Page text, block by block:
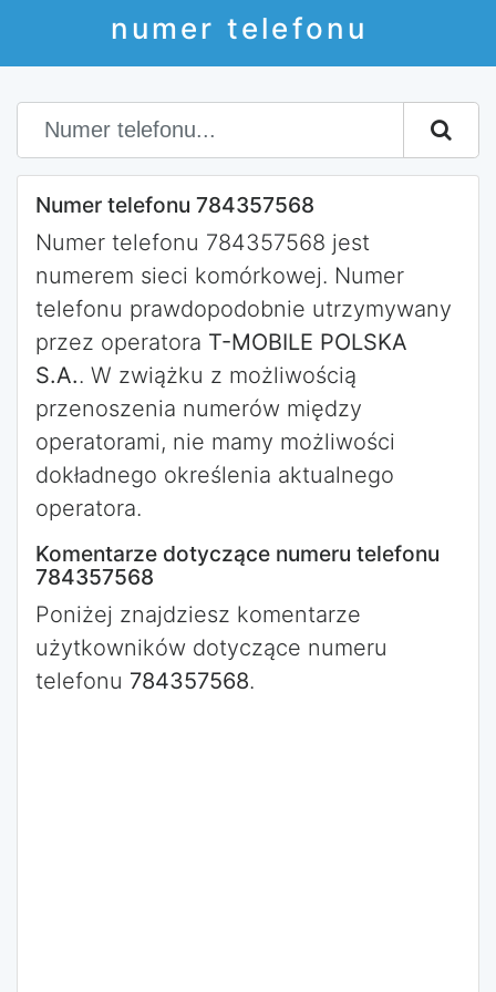
numer telefonu
Numer telefonu 784357568
Numer telefonu 784357568 jest
numerem sieci komórkowej. Numer
telefonu prawdopodobnie utrzymywany
przez operatora T-MOBILE POLSKA
S.A.. W zwiążku z możliwością
przenoszenia numerów między
operatorami, nie mamy możliwości
dokładnego określenia aktualnego
operatora.
Komentarze dotyczące numeru telefonu
784357568
Poniżej znajdziesz komentarze
użytkowników dotyczące numeru
telefonu 784357568.